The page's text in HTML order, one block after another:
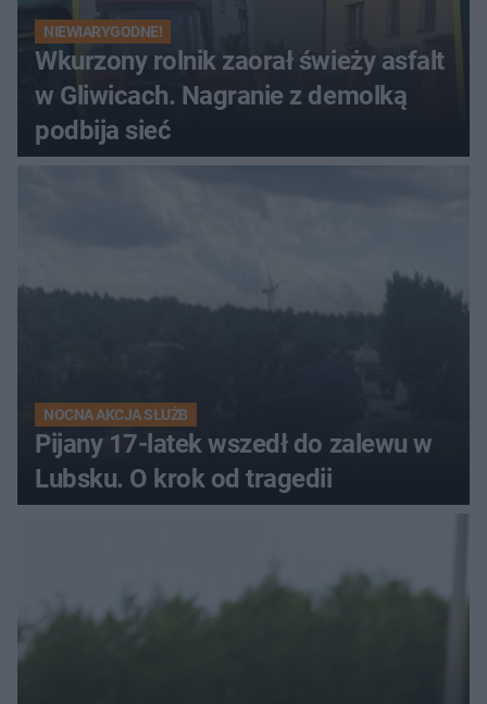
NIEWIARYGODNE!
Wkurzony rolnik zaorał świeży asfalt
w Gliwicach. Nagranie z demolką
podbija sieć
NOCNA AKCJA SŁUŻB
Pijany 17-latek wszedł do zalewu w
Lubsku. O krok od tragedii